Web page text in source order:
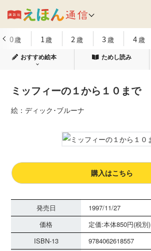
0歳 1歳 2 歳 3歳 4歳
おすすめ絵本 ためし読み
ミッフィーの１から１０まで
絵：ディック･ブルーナ
購入はこちら
発売日
1997/11/27
価格
定価:本体850円(税別)
ISBN-13
9784062618557